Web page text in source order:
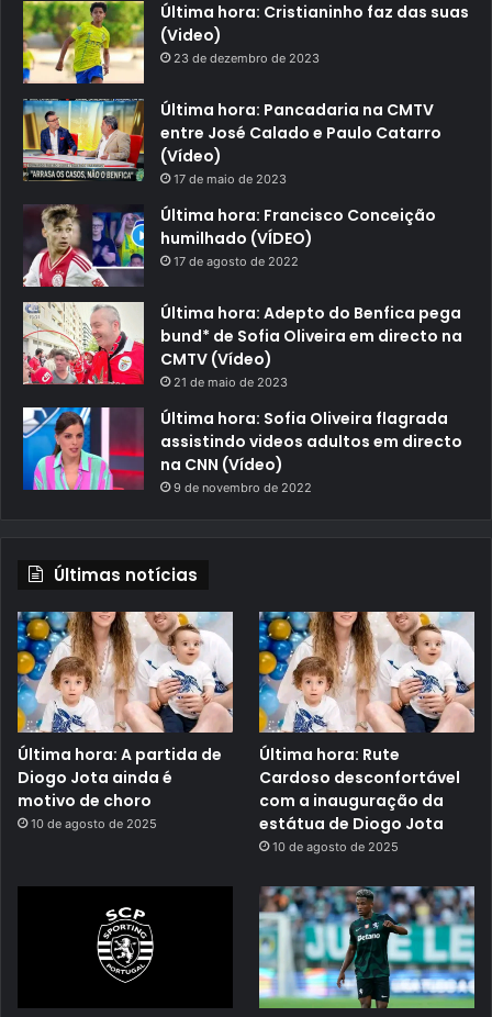
Última hora: Cristianinho faz das suas
(Video)
23 de dezembro de 2023
Última hora: Pancadaria na CMTV
entre José Calado e Paulo Catarro
(Vídeo)
17 de maio de 2023
Última hora: Francisco Conceição
humilhado (VÍDEO)
17 de agosto de 2022
Última hora: Adepto do Benfica pega
bund* de Sofia Oliveira em directo na
CMTV (Vídeo)
21 de maio de 2023
Última hora: Sofia Oliveira flagrada
assistindo videos adultos em directo
na CNN (Vídeo)
9 de novembro de 2022
Últimas notícias
Última hora: A partida de
Diogo Jota ainda é
motivo de choro
10 de agosto de 2025
Última hora: Rute
Cardoso desconfortável
com a inauguração da
estátua de Diogo Jota
10 de agosto de 2025